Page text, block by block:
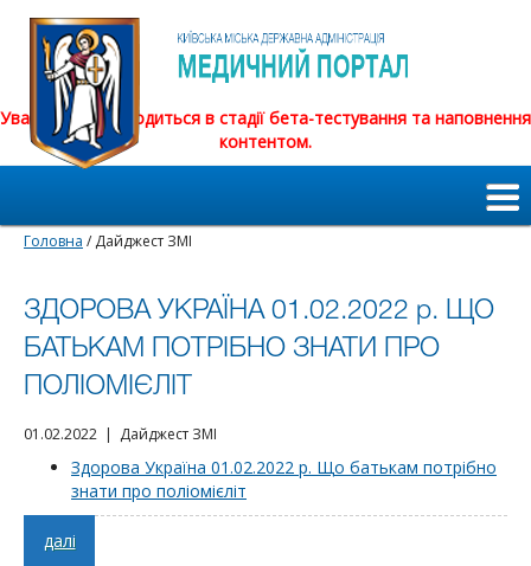
Увага! Сайт знаходиться в стадії бета-тестування та наповнення
контентом.
Головна / Дайджест ЗМІ
ЗДОРОВА УКРАЇНА 01.02.2022 р. ЩО
БАТЬКАМ ПОТРІБНО ЗНАТИ ПРО
ПОЛІОМІЄЛІТ
01.02.2022 | Дайджест ЗМІ
Здорова Україна 01.02.2022 р. Що батькам потрібно
знати про поліомієліт
далі